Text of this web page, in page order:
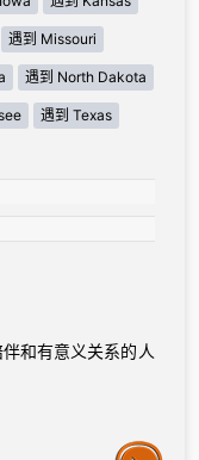
遇到 Missouri
遇到 North Dakota
遇到 Texas
和有意义关系的人